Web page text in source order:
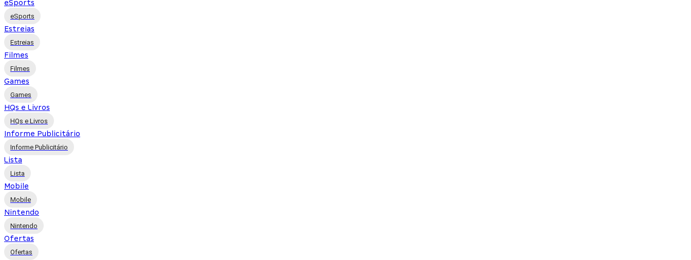
eSports
eSports
Estreias
Estreias
Filmes
Filmes
Games
Games
HQs e Livros
HQs e Livros
Informe Publicitário
Informe Publicitário
Lista
Lista
Mobile
Mobile
Nintendo
Nintendo
Ofertas
Ofertas